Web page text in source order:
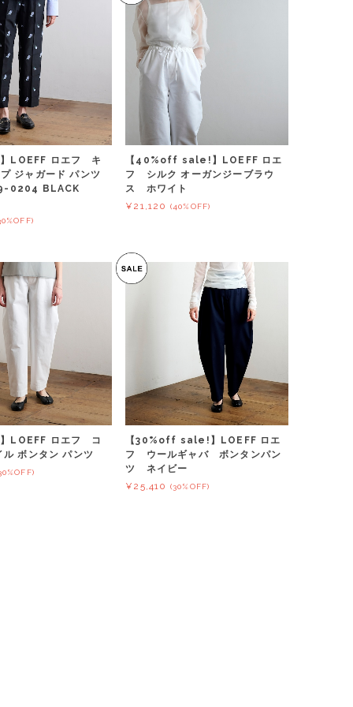
LOEFF ロエフ キ
ジャガード パンツ
0204 BLACK
【40%off sale!】LOEFF ロエ
フ シルク オーガンジーブラウ
ス ホワイト
¥21,120
(40%OFF)
LOEFF ロエフ コ
ル ボンタン パンツ
【30%off sale!】LOEFF ロエ
フ ウールギャバ ボンタンパン
ツ ネイビー
¥25,410
(30%OFF)